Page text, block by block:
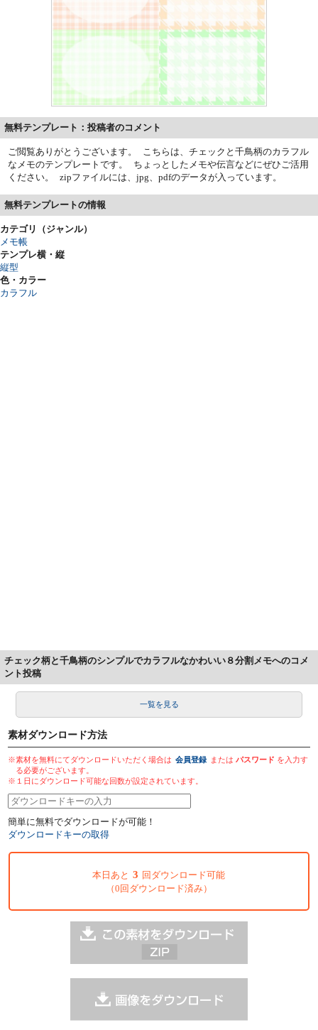
無料テンプレート：投稿者のコメント
ご閲覧ありがとうございます。 こちらは、チェックと千鳥柄のカラフル
なメモのテンプレートです。 ちょっとしたメモや伝言などにぜひご活用
ください。 zipファイルには、jpg、pdfのデータが入っています。
無料テンプレートの情報
カテゴリ（ジャンル）
メモ帳
テンプレ横・縦
縦型
色・カラー
カラフル
チェック柄と千鳥柄のシンプルでカラフルなかわいい８分割メモへのコメ
ント投稿
一覧を見る
素材ダウンロード方法
※素材を無料にてダウンロードいただく場合は 会員登録 またはパスワード を入力す
る必要がございます。
※１日にダウンロード可能な回数が設定されています。
簡単に無料でダウンロードが可能！
ダウンロードキーの取得
本日あと 3 回ダウンロード可能
（0回ダウンロード済み）